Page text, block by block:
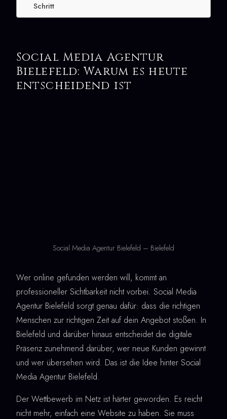
Schritt
Social Media Agentur
Bielefeld: Warum es heute
entscheidend ist
Social Media Agentur Bielefeld – Bielefeld
Wer online gefunden werden will, kommt an
professioneller Sichtbarkeit nicht vorbei. Social Media
Agentur Bielefeld sorgt genau dafür: dass die richtigen
Menschen zur richtigen Zeit auf dein Angebot stoßen. In
Bielefeld und darüber hinaus entscheidet die digitale
Präsenz zunehmend darüber, wer neue Kunden gewinnt
und wer übersehen wird. Das ist die Idee hinter Social
Media Agentur Bielefeld.
Der Wettbewerb im Netz ist härter geworden. Es reicht
nicht mehr, einfach eine Website zu haben. Sie muss